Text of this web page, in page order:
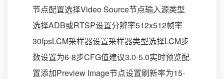
节点配置选择Video Source节点输入源类型
选择ADB或RTSP设置分辨率512x512帧率
30fpsLCM采样器设置采样器类型选择LCM步
数设置为6-8步CFG值建议3.0-5.0实时预览配
置添加Preview Image节点设置刷新率为15-